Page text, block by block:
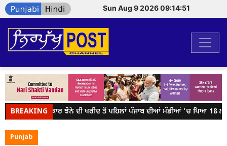
Sun Aug 9 2026 09:14:51
BREAKING
ਕੇਂਦਰ ਸਰਕਾਰ ਝੋਨੇ ਦੀ ਖਰੀਦ ਤੋਂ ਪਹਿਲਾਂ ਪੰਜਾਬ ਦੀਆਂ ਮੰਡੀਆਂ 'ਚ ਪਿਆ 18 ਲੱਖ
Punjab